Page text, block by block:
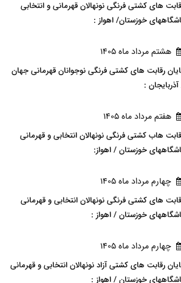
های کشتی فرنگی نونهالان قهرمانی و انتخابی
خوزستان/ اهواز :
هشتم مرداد ماه 1405
رقابت های کشتی فرنگی نوجوانان قهرمانی جهان
:
هفتم مرداد ماه 1405
هاب کشتی فرنگی نونهالان انتخابی و قهرمانی
خوزستان / اهواز:
چهارم مرداد ماه 1405
های کشتی فرنگی نونهالان انتخابی و قهرمانی
خوزستان / اهواز :
چهارم مرداد ماه 1405
رقابت های کشتی آزاد نونهالان انتخابی و قهرمانی
خوزستان / اهواز :